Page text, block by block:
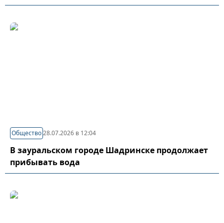
Общество28.07.2026 в 12:04
В зауральском городе Шадринске продолжает
прибывать вода